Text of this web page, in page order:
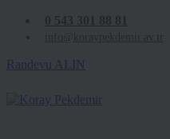
Randevu ALIN